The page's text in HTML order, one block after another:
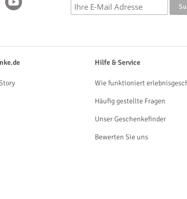
Hilfe & Service
Wie funktioniert
Häufig gestellte Fragen
Unser Geschenkefinder
Bewerten Sie uns